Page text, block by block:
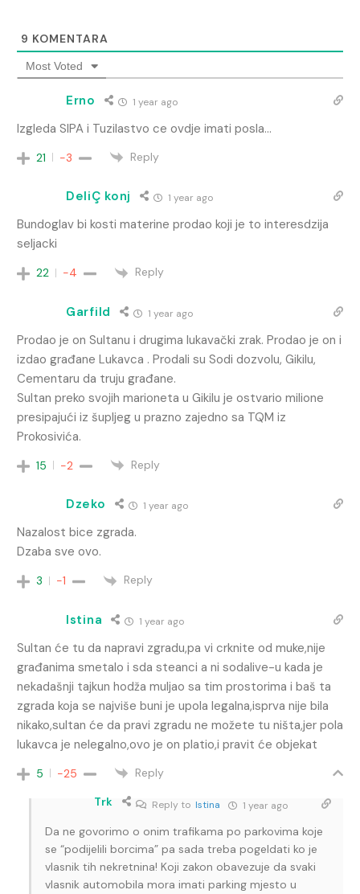
9 KOMENTARA
Most Voted
Erno 1 year ago
Izgleda SIPA i Tuzilastvo ce ovdje imati posla…
21 -3 Reply
DeliÇ konj 1 year ago
Bundoglav bi kosti materine prodao koji je to interesdzija
seljacki
22 -4 Reply
Garfild 1 year ago
Prodao je on Sultanu i drugima lukavački zrak. Prodao je on i
izdao građane Lukavca . Prodali su Sodi dozvolu, Gikilu,
Cementaru da truju građane.
Sultan preko svojih marioneta u Gikilu je ostvario milione
presipajući iz šupljeg u prazno zajedno sa TQM iz
Prokosivića.
15 -2 Reply
Dzeko 1 year ago
Nazalost bice zgrada.
Dzaba sve ovo.
3 -1 Reply
Istina 1 year ago
Sultan će tu da napravi zgradu,pa vi crknite od muke,nije
građanima smetalo i sda steanci a ni sodalive-u kada je
nekadašnji tajkun hodža muljao sa tim prostorima i baš ta
zgrada koja se najviše buni je upola legalna,isprva nije bila
nikako,sultan će da pravi zgradu ne možete tu ništa,jer pola
lukavca je nelegalno,ovo je on platio,i pravit će objekat
5 -25 Reply
Trk Reply to Istina 1 year ago
Da ne govorimo o onim trafikama po parkovima koje
se “podijelili borcima” pa sada treba pogeldati ko je
vlasnik tih nekretnina! Koji zakon obavezuje da svaki
vlasnik automobila mora imati parking mjesto u